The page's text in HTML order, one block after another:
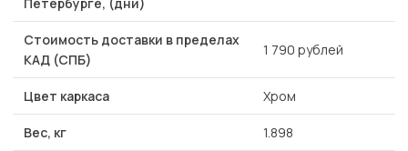
Стоимость доставки в пределах
КАД (СПБ)
1 790 рублей
Цвет каркаса Хром
Вес, кг 1.898